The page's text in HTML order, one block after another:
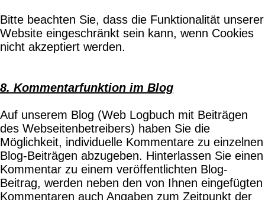
Bitte beachten Sie, dass die Funktionalität unserer
Website eingeschränkt sein kann, wenn Cookies
nicht akzeptiert werden.
8. Kommentarfunktion im Blog
Auf unserem Blog (Web Logbuch mit Beiträgen
des Webseitenbetreibers) haben Sie die
Möglichkeit, individuelle Kommentare zu einzelnen
Blog-Beiträgen abzugeben. Hinterlassen Sie einen
Kommentar zu einem veröffentlichten Blog-
Beitrag, werden neben den von Ihnen eingefügten
Kommentaren auch Angaben zum Zeitpunkt der